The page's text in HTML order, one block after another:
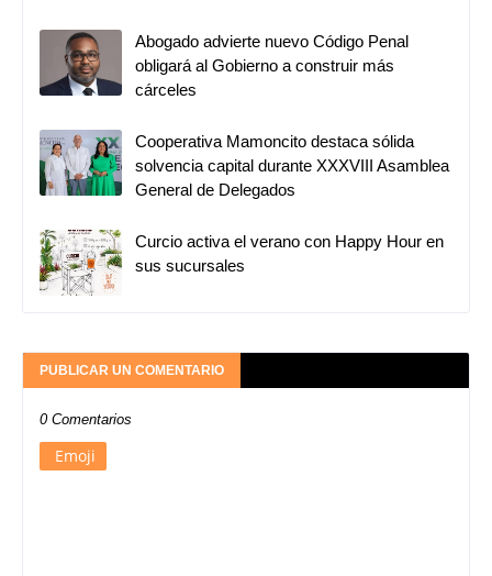
Abogado advierte nuevo Código Penal
obligará al Gobierno a construir más
cárceles
Cooperativa Mamoncito destaca sólida
solvencia capital durante XXXVIII Asamblea
General de Delegados
Curcio activa el verano con Happy Hour en
sus sucursales
PUBLICAR UN COMENTARIO
0 Comentarios
Emoji